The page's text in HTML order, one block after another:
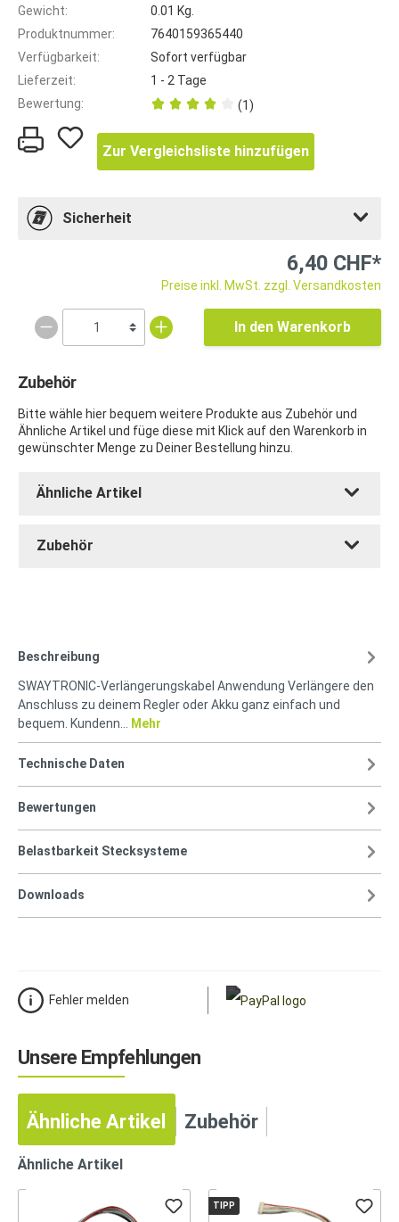
Gewicht:
0.01 Kg.
Produktnummer:
7640159365440
Verfügbarkeit:
Sofort verfügbar
Lieferzeit:
1 - 2 Tage
Bewertung:
(1)
Zur Vergleichsliste hinzufügen
Sicherheit
6,40 CHF*
Preise inkl. MwSt. zzgl. Versandkosten
In den Warenkorb
Zubehör
Bitte wähle hier bequem weitere Produkte aus Zubehör und
Ähnliche Artikel und füge diese mit Klick auf den Warenkorb in
gewünschter Menge zu Deiner Bestellung hinzu.
Ähnliche Artikel
Zubehör
Beschreibung
SWAYTRONIC-Verlängerungskabel Anwendung Verlängere den
Anschluss zu deinem Regler oder Akku ganz einfach und
bequem. Kundenn… Mehr
Technische Daten
Bewertungen
Belastbarkeit Stecksysteme
Downloads
Fehler melden
Unsere Empfehlungen
Ähnliche Artikel Zubehör
Ähnliche Artikel
TIPP